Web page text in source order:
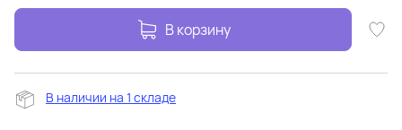
В корзину
В наличии на 1 складе